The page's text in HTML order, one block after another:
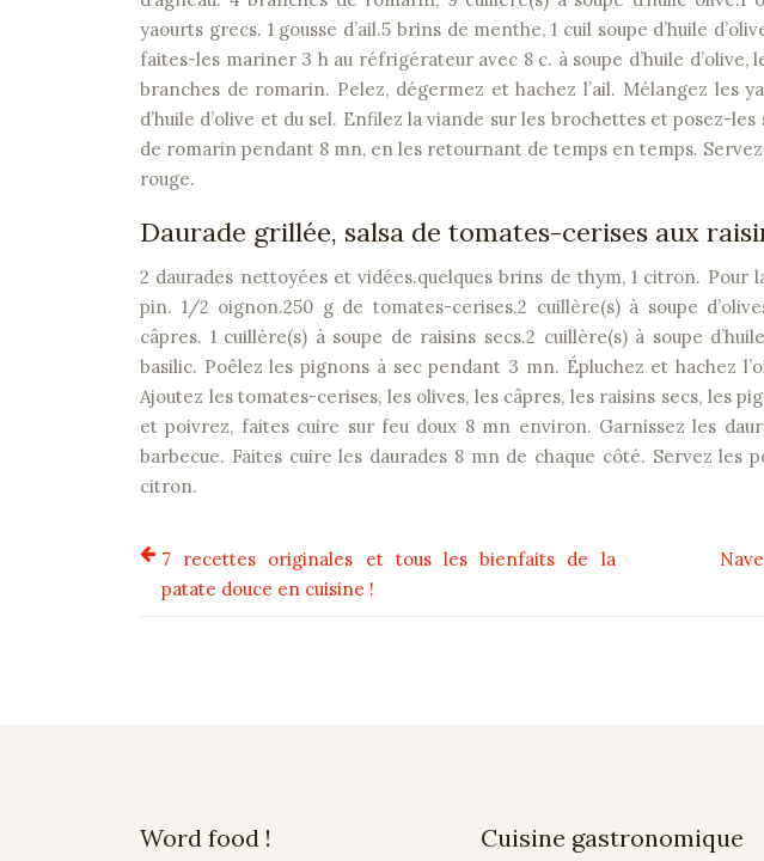
yaourts grecs. 1 gousse d’ail.5 brins de menthe, 1 cuil soupe d’huile
faites-les mariner 3 h au réfrigérateur avec 8 c. à soupe d’huile
branches de romarin. Pelez, dégermez et hachez l’ail. Mélangez les
d’huile d’olive et du sel. Enfilez la viande sur les brochettes et posez-
de romarin pendant 8 mn, en les retournant de temps en temps.
rouge.
Daurade grillée, salsa de tomates-cerises aux
2 daurades nettoyées et vidées.quelques brins de thym, 1 citron. Pour
pin. 1/2 oignon.250 g de tomates-cerises.2 cuillère(s) à soupe
câpres. 1 cuillère(s) à soupe de raisins secs.2 cuillère(s) à soupe
basilic. Poêlez les pignons à sec pendant 3 mn. Épluchez et hachez
Ajoutez les tomates-cerises, les olives, les câpres, les raisins secs, les
et poivrez, faites cuire sur feu doux 8 mn environ. Garnissez les
barbecue. Faites cuire les daurades 8 mn de chaque côté. Servez les
citron.
7 recettes originales et tous les bienfaits de la
patate douce en cuisine !
Word food ! Cuisine gastronomique